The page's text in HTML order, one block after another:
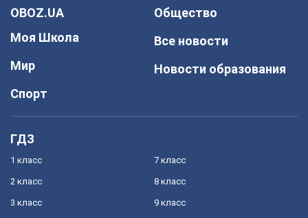
OBOZ.UA
Моя Школа
Мир
Спорт
Общество
Все новости
Новости образования
ГДЗ
1 класс
2 класс
3 класс
7 класс
8 класс
9 класс